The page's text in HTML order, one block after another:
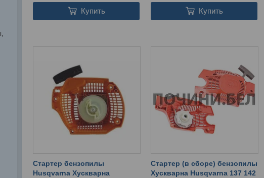
Купить Купить
Стартер бензопилы
Husqvarna Хускварна
Стартер (в сборе) бензопилы
Хускварна Husqvarna 137 142